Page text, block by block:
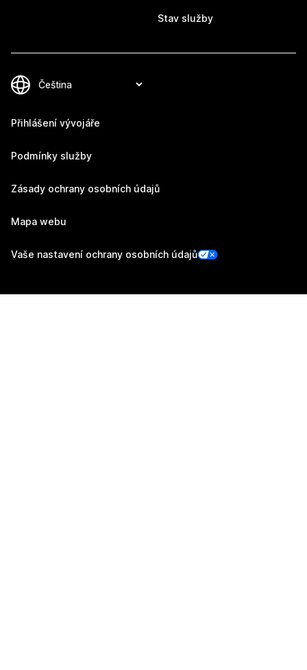
Stav služby
Přihlášení vývojáře
Podmínky služby
Zásady ochrany osobních údajů
Mapa webu
Vaše nastavení ochrany osobních údajů